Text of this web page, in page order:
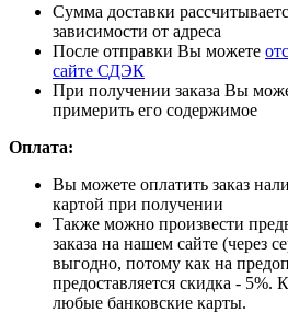
Сумма доставки
зависимости от адреса
После отправки Вы можете
сайте СДЭК
При получении заказа Вы
примерить его содержимое
Оплата:
Вы можете оплатить заказ
картой при получении
Также можно произвести
заказа на нашем сайте (через
выгодно, потому как на
предоставляется скидка - 5%.
любые банковские карты.